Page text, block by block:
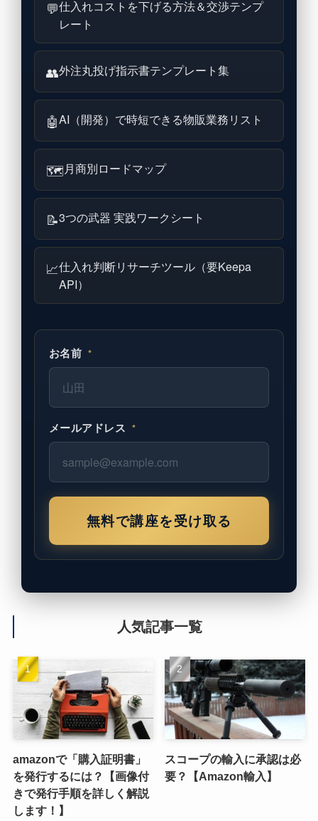
💬仕入れコストを下げる方法＆交渉テンプ
レート
👥外注丸投げ指示書テンプレート集
🤖AI（開発）で時短できる物販業務リスト
🗺月商別ロードマップ
📝3つの武器 実践ワークシート
📈仕入れ判断リサーチツール（要Keepa
API）
お名前 *
メールアドレス *
無料で講座を受け取る
人気記事一覧
amazonで「購入証明書」
を発行するには？【画像付
きで発行手順を詳しく解説
します！】
スコープの輸入に承認は必
要？【Amazon輸入】